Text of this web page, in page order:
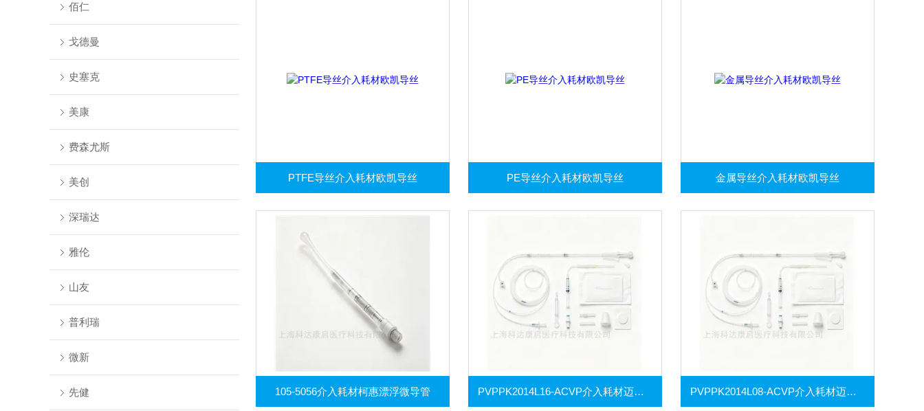
佰仁
戈德曼
史塞克
美康
费森尤斯
美创
深瑞达
雅伦
山友
普利瑞
微新
先健
PTFE导丝介入耗材欧凯导丝 PE导丝介入耗材欧凯导丝 金属导丝介入耗材欧凯导丝
105-5056介入耗材柯惠漂浮微导管 PVPPK2014L16-ACVP介入耗材迈柯唯热稀释导管包及压力监测套装 PVPPK2014L08-ACVP介入耗材迈柯唯热稀释导管包及压力监测套装